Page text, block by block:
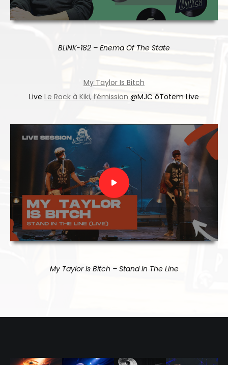
BLINK-182 – Enema Of The State
My Taylor Is Bitch
Live Le Rock à Kiki, l’émission @MJC ôTotem Live
My Taylor Is Bitch – Stand In The Line